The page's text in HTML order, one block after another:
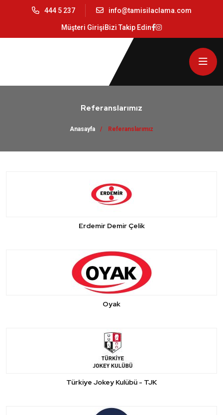
444 5 237 info@tamisilaclama.com
Müşteri GirişiBizi Takip Edin
Referanslarımız
Anasayfa Referanslarımız
Erdemir Demir Çelik
Oyak
Türkiye Jokey Kulübü - TJK